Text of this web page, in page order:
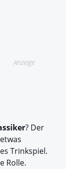
Anzeige
? Der
Trinkspiel.
Rolle.